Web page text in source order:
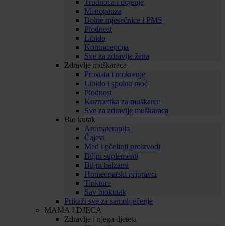
Trudnoća i dojenje
Menopauza
Bolne mjesečnice i PMS
Plodnost
Libido
Kontracepcija
Sve za zdravlje žena
Zdravlje muškaraca
Prostata i mokrenje
Libido i spolna moć
Plodnost
Kozmetika za muškarce
Sve za zdravlje muškaraca
Bio kutak
Aromaterapija
Čajevi
Med i pčelinji proizvodi
Biljni suplementi
Biljni balzami
Homeopatski pripravci
Tinkture
Sav biokutak
Prikaži sve za samoliječenje
MAMA I DJECA
Zdravlje i njega djeteta